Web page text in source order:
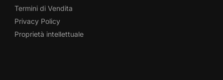
Termini di Vendita
Privacy Policy
Proprietà intellettuale